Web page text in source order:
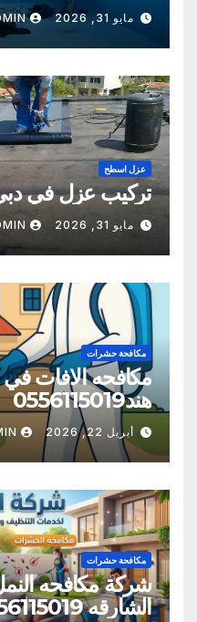
مايو 31, 2026
عزل اسطح
تركيب عزل في دبي
مايو 31, 2026
مكافحة حشرات
مكافحه الافات في
هند0556115019
أبريل 22, 2026
مكافحة حشرات
شركة مكافحه
الشارقه 0556115019